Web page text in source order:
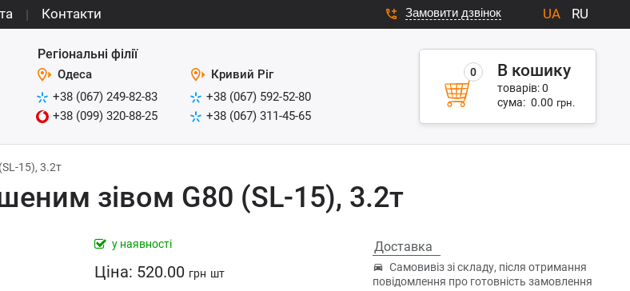
Контакти Замовити дзвінок UA RU
Регіональні філії
Одеса
+38 (067) 249-82-83
+38 (099) 320-88-25
Кривий Ріг
+38 (067) 592-52-80
+38 (067) 311-45-65
0 В кошику
товарів:0
сума: 0.00 грн.
15), 3.2т
зівом G80 (SL-15), 3.2т
у наявності
Ціна: 520.00 грн шт
Доставка
Самовивіз зі складу, після отримання
повідомлення про готовність замовлення